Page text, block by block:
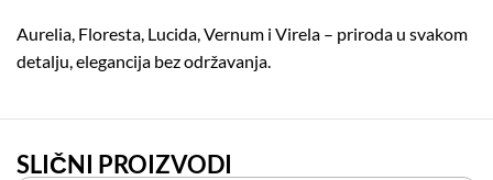
Aurelia, Floresta, Lucida, Vernum i Virela – priroda u svakom
detalju, elegancija bez održavanja.
SLIČNI PROIZVODI